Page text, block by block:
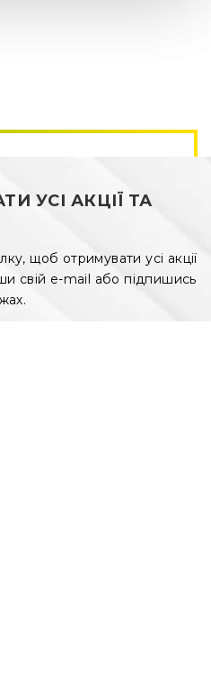
УСІ АКЦІЇ ТА
щоб отримувати усі акції
свій e-mail або підпишись